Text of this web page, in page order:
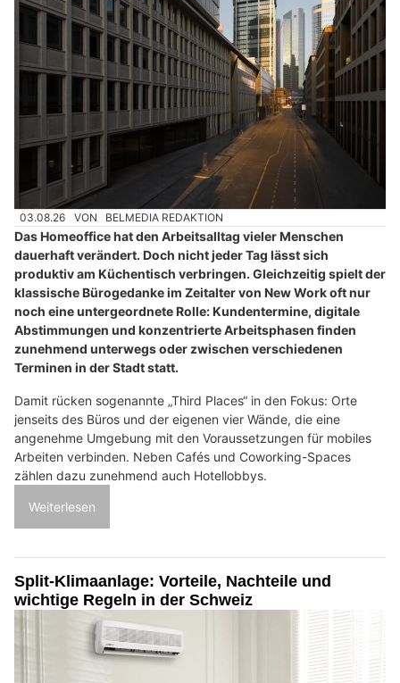
03.08.26 VON BELMEDIA REDAKTION
Das Homeoffice hat den Arbeitsalltag vieler Menschen
dauerhaft verändert. Doch nicht jeder Tag lässt sich
produktiv am Küchentisch verbringen. Gleichzeitig spielt der
klassische Bürogedanke im Zeitalter von New Work oft nur
noch eine untergeordnete Rolle: Kundentermine, digitale
Abstimmungen und konzentrierte Arbeitsphasen finden
zunehmend unterwegs oder zwischen verschiedenen
Terminen in der Stadt statt.
Damit rücken sogenannte „Third Places“ in den Fokus: Orte
jenseits des Büros und der eigenen vier Wände, die eine
angenehme Umgebung mit den Voraussetzungen für mobiles
Arbeiten verbinden. Neben Cafés und Coworking-Spaces
zählen dazu zunehmend auch Hotellobbys.
Weiterlesen
Split-Klimaanlage: Vorteile, Nachteile und
wichtige Regeln in der Schweiz